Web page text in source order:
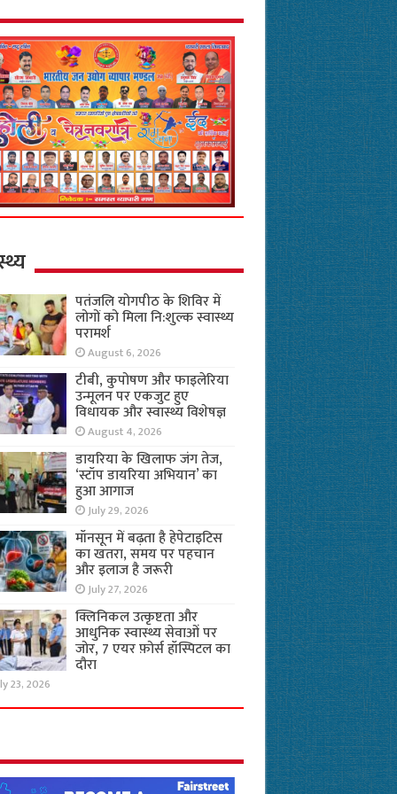
पतंजलि योगपीठ के शिविर में
लोगों को मिला नि:शुल्क स्वास्थ्य
परामर्श
August 6, 2026
टीबी, कुपोषण और फाइलेरिया
उन्मूलन पर एकजुट हुए
विधायक और स्वास्थ्य विशेषज्ञ
August 4, 2026
डायरिया के खिलाफ जंग तेज,
‘स्टॉप डायरिया अभियान’ का
हुआ आगाज
July 29, 2026
मॉनसून में बढ़ता है हेपेटाइटिस
का खतरा, समय पर पहचान
और इलाज है जरूरी
July 27, 2026
क्लिनिकल उत्कृष्टता और
आधुनिक स्वास्थ्य सेवाओं पर
जोर, 7 एयर फ़ोर्स हॉस्पिटल का
दौरा
23, 2026